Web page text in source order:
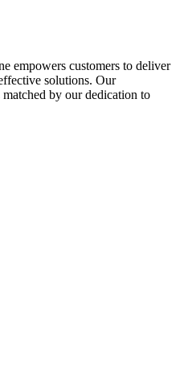
empowers customers to deliver
solutions. Our
by our dedication to